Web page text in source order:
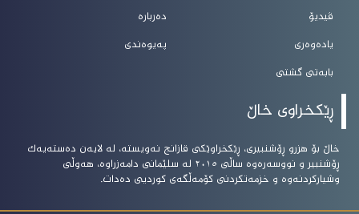
ڤیدیۆ
یادەوەری
بابەتی گشتی
دەربارە
پەیوەندی
ڕێکخراوی خاڵ
خاڵ بۆ هزرو ڕۆشنبیرى، ڕێکخراوێکى قازانج نەویستە، لە لایەن دەستەیەک
ڕۆشنبیر و نووسەرەوە ساڵى ٢٠١٥ لە سلێمانى دامەزراوە، هەوڵى
وشیارکردنەوە و خزمەتکردنى کۆمەڵگەى کوردیى دەدات.